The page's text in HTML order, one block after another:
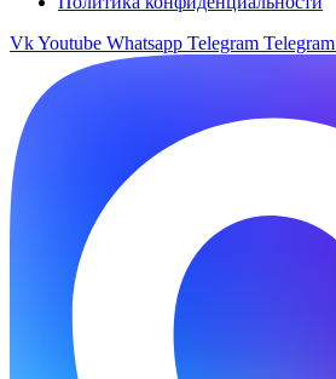
VkYoutube Whatsapp Telegram Telegram